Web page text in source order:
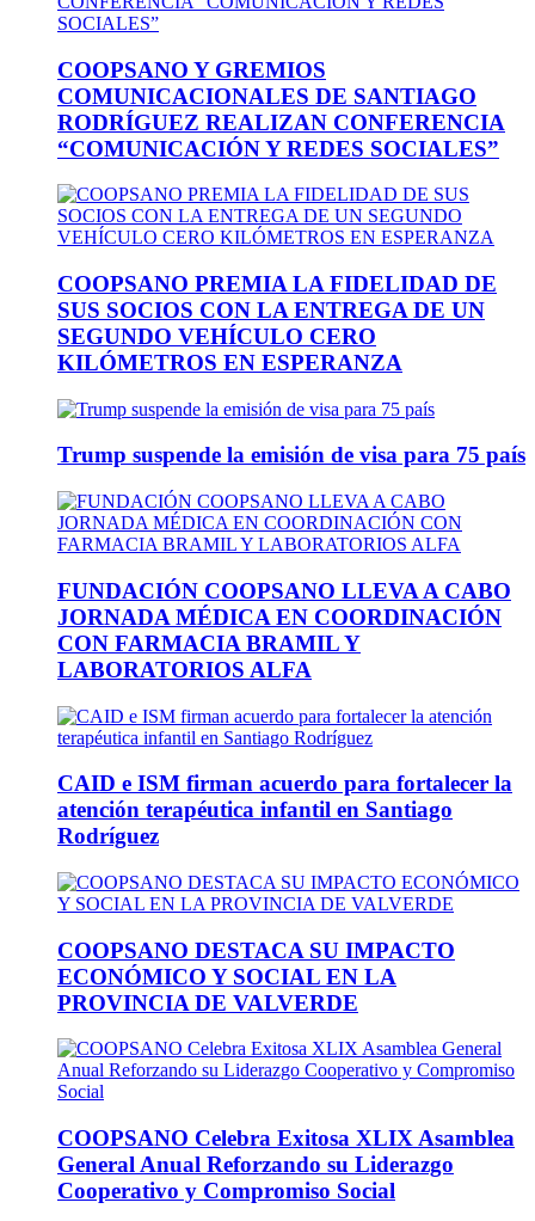
COOPSANO Y GREMIOS
COMUNICACIONALES DE SANTIAGO
RODRÍGUEZ REALIZAN CONFERENCIA
“COMUNICACIÓN Y REDES SOCIALES”
COOPSANO PREMIA LA FIDELIDAD DE
SUS SOCIOS CON LA ENTREGA DE UN
SEGUNDO VEHÍCULO CERO
KILÓMETROS EN ESPERANZA
Trump suspende la emisión de visa para 75 país
FUNDACIÓN COOPSANO LLEVA A CABO
JORNADA MÉDICA EN COORDINACIÓN
CON FARMACIA BRAMIL Y
LABORATORIOS ALFA
CAID e ISM firman acuerdo para fortalecer la
atención terapéutica infantil en Santiago
Rodríguez
COOPSANO DESTACA SU IMPACTO
ECONÓMICO Y SOCIAL EN LA
PROVINCIA DE VALVERDE
COOPSANO Celebra Exitosa XLIX Asamblea
General Anual Reforzando su Liderazgo
Cooperativo y Compromiso Social